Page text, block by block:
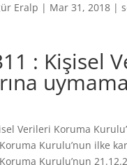
Eralp | Mar 31, 2018 |
: Kişisel
Verileri Koruma
Kurulu’nun ilke
Kurulu’nun